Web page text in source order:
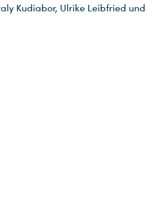
Kudiabor, Ulrike Leibfried und